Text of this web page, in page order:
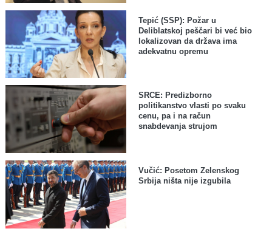
Tepić (SSP): Požar u
Deliblatskoj peščari bi već bio
lokalizovan da država ima
adekvatnu opremu
SRCE: Predizborno
politikanstvo vlasti po svaku
cenu, pa i na račun
snabdevanja strujom
Vučić: Posetom Zelenskog
Srbija ništa nije izgubila